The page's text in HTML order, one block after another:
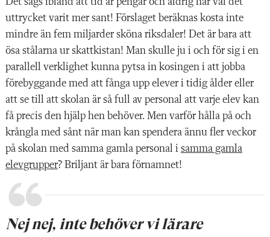
uttrycket varit mer sant! Förslaget beräknas kosta inte
mindre än fem miljarder sköna riksdaler! Det är bara att
ösa stålarna ur skattkistan! Man skulle ju i och för sig i en
parallell verklighet kunna pytsa in kosingen i att jobba
förebyggande med att fånga upp elever i tidig ålder eller
att se till att skolan är så full av personal att varje elev kan
få precis den hjälp hen behöver. Men varför hålla på och
krångla med sånt när man kan spendera ännu fler veckor
på skolan med samma gamla personal i samma gamla
elevgrupper? Briljant är bara förnamnet!
Nej nej, inte behöver vi lärare